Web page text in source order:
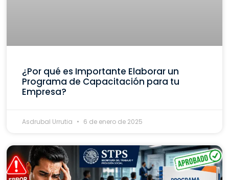
¿Por qué es Importante Elaborar un
Programa de Capacitación para tu
Empresa?
Asdrubal Urrutia 6 de enero de 2025